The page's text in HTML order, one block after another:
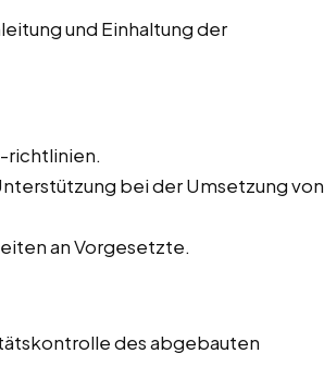
und Einhaltung der
richtlinien.
bei der Umsetzung von
an Vorgesetzte.
des abgebauten